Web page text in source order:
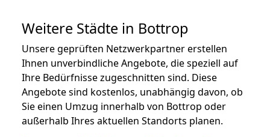
Weitere Städte in Bottrop
Unsere geprüften Netzwerkpartner erstellen
Ihnen unverbindliche Angebote, die speziell auf
Ihre Bedürfnisse zugeschnitten sind. Diese
Angebote sind kostenlos, unabhängig davon, ob
Sie einen Umzug innerhalb von Bottrop oder
außerhalb Ihres aktuellen Standorts planen.